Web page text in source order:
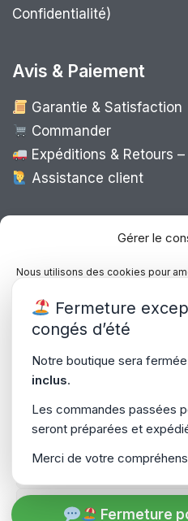
Gérer le
Nous utilisons des cookies pour
notre site, analyser le trafic et
Vous pouvez accepter, refuser ou
moment.
Gérer les services
Voir les
Confidentialité)
Avis & Paiement
Garantie & Satisfaction
Commander
Expéditions & Retours –
Assistance client
Expédition Europe
Livraison rapide
“ Mondial Relay
Copyright © 2026
Fermeture
Fermeture
congés d’été
Notre boutique sera
inclus.
Les commandes passées
seront préparées et
Merci de votre